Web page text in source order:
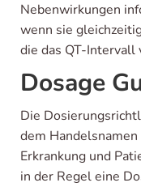
Nebenwirkungen
wenn sie
die das QT-Intervall
Dosage
Die
dem
Erkrankung und
in der Regel eine